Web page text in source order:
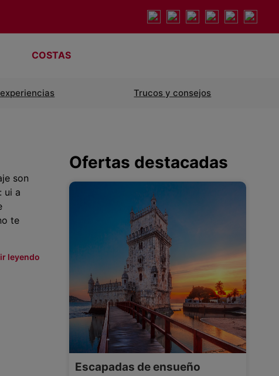
COSTAS
Trucos y consejos
son
ui a
te
leyendo
Ofertas destacadas
Escapadas de ensueño